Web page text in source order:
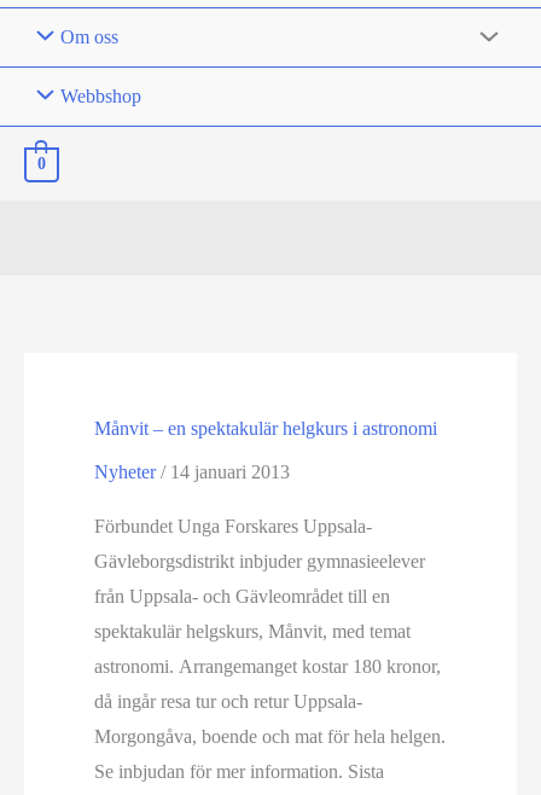
Om oss
Webbshop
0
Månvit – en spektakulär helgkurs i astronomi
Nyheter/ 14 januari 2013
Förbundet Unga Forskares Uppsala-
Gävleborgsdistrikt inbjuder gymnasieelever
från Uppsala- och Gävleområdet till en
spektakulär helgskurs, Månvit, med temat
astronomi. Arrangemanget kostar 180 kronor,
då ingår resa tur och retur Uppsala-
Morgongåva, boende och mat för hela helgen.
Se inbjudan för mer information. Sista